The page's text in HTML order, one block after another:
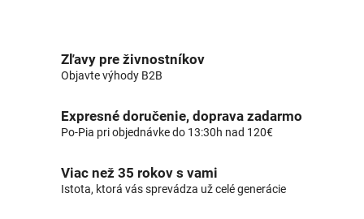
Zľavy pre živnostníkov
Objavte výhody B2B
Expresné doručenie, doprava zadarmo
Po-Pia pri objednávke do 13:30h nad 120€
Viac než 35 rokov s vami
Istota, ktorá vás sprevádza už celé generácie